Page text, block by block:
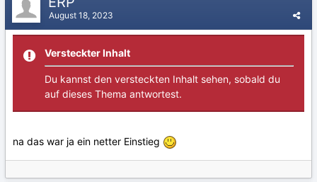
August 18, 2023
Versteckter Inhalt
Du kannst den versteckten Inhalt sehen, sobald du
auf dieses Thema antwortest.
na das war ja ein netter Einstieg